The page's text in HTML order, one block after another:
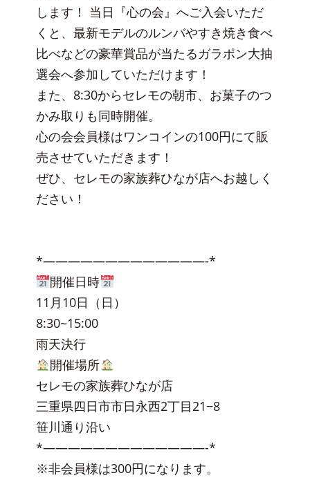
します！ 当日『心の会』へご入会いただ
くと、最新モデルのルンバやすき焼き食べ
比べなどの豪華賞品が当たるガラポン大抽
選会へ参加していただけます！
また、8:30からセレモの朝市、お菓子のつ
かみ取りも同時開催。
心の会会員様はワンコインの100円にて販
売させていただきます！
ぜひ、セレモの家族葬ひなが店へお越しく
ださい！
*—————————————-*
開催日時
11月10日（日）
8:30~15:00
雨天決行
開催場所
セレモの家族葬ひなが店
三重県四日市市日永西2丁目21−8
笹川通り沿い
*—————————————-*
※非会員様は300円になります。